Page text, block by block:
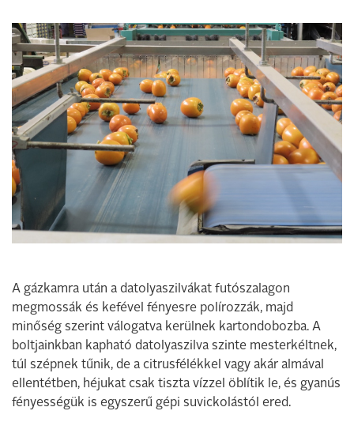
A gázkamra után a datolyaszilvákat futószalagon
megmossák és kefével fényesre polírozzák, majd
minőség szerint válogatva kerülnek kartondobozba. A
boltjainkban kapható datolyaszilva szinte mesterkéltnek,
túl szépnek tűnik, de a citrusfélékkel vagy akár almával
ellentétben, héjukat csak tiszta vízzel öblítik le, és gyanús
fényességük is egyszerű gépi suvickolástól ered.